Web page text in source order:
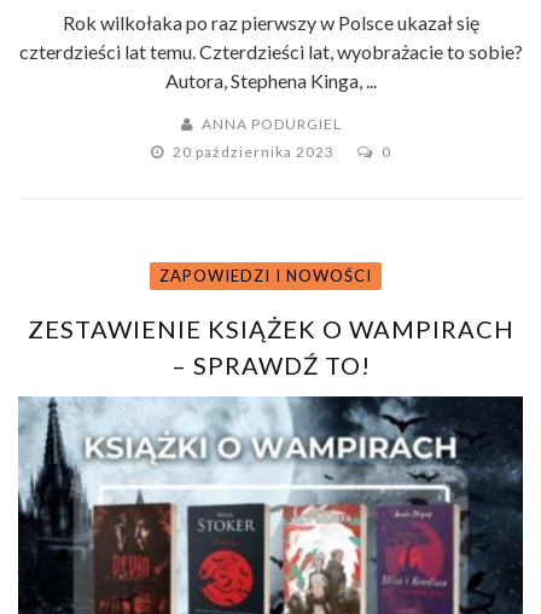
Rok wilkołaka po raz pierwszy w Polsce ukazał się
czterdzieści lat temu. Czterdzieści lat, wyobrażacie to sobie?
Autora, Stephena Kinga, ...
ANNA PODURGIEL
20 października 2023
0
ZAPOWIEDZI I NOWOŚCI
ZESTAWIENIE KSIĄŻEK O WAMPIRACH
– SPRAWDŹ TO!